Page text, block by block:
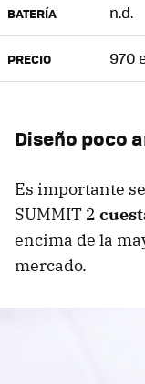
BATERÍA n.d.
PRECIO 970
Diseño poco
Es importante
SUMMIT 2
encima de la
mercado.